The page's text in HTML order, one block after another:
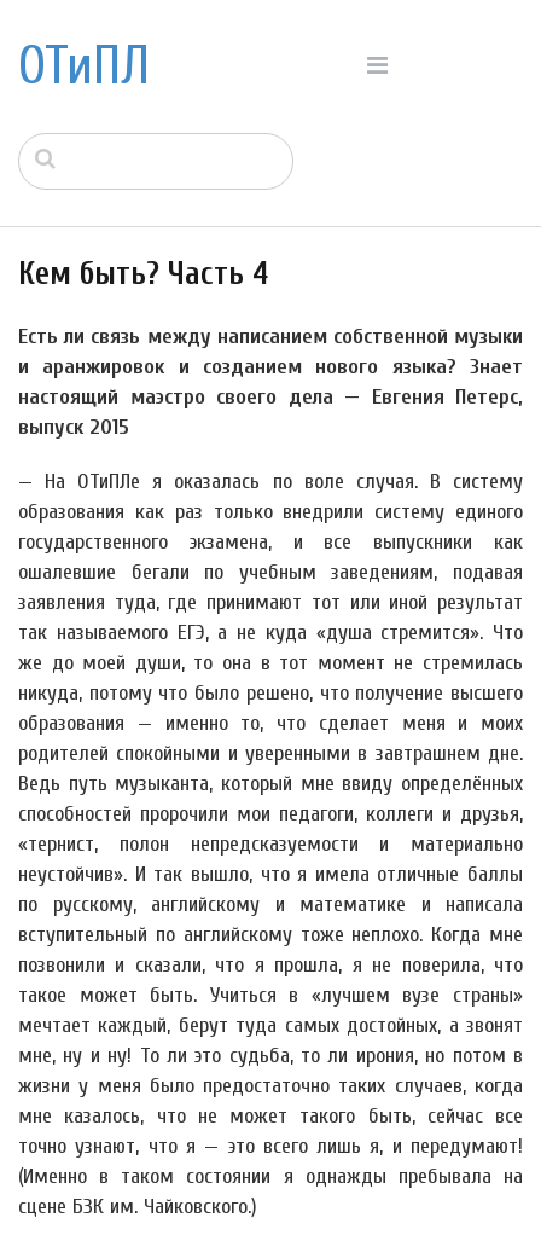
ОТиПЛ
Кем быть? Часть 4
Есть ли связь между написанием собственной музыки
и аранжировок и созданием нового языка? Знает
настоящий маэстро своего дела — Евгения Петерс,
выпуск 2015
— На ОТиПЛе я оказалась по воле случая. В систему
образования как раз только внедрили систему единого
государственного экзамена, и все выпускники как
ошалевшие бегали по учебным заведениям, подавая
заявления туда, где принимают тот или иной результат
так называемого ЕГЭ, а не куда «душа стремится». Что
же до моей души, то она в тот момент не стремилась
никуда, потому что было решено, что получение высшего
образования — именно то, что сделает меня и моих
родителей спокойными и уверенными в завтрашнем дне.
Ведь путь музыканта, который мне ввиду определённых
способностей пророчили мои педагоги, коллеги и друзья,
«тернист, полон непредсказуемости и материально
неустойчив». И так вышло, что я имела отличные баллы
по русскому, английскому и математике и написала
вступительный по английскому тоже неплохо. Когда мне
позвонили и сказали, что я прошла, я не поверила, что
такое может быть. Учиться в «лучшем вузе страны»
мечтает каждый, берут туда самых достойных, а звонят
мне, ну и ну! То ли это судьба, то ли ирония, но потом в
жизни у меня было предостаточно таких случаев, когда
мне казалось, что не может такого быть, сейчас все
точно узнают, что я — это всего лишь я, и передумают!
(Именно в таком состоянии я однажды пребывала на
сцене БЗК им. Чайковского.)